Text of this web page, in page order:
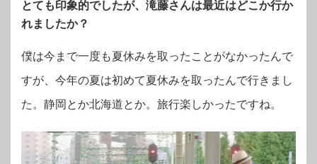
とても印象的でしたが、滝藤さんは最近はどこか行か
れましたか？
僕は今まで一度も夏休みを取ったことがなかったんで
すが、今年の夏は初めて夏休みを取ったんで行きまし
た。静岡とか北海道とか。旅行楽しかったですね。